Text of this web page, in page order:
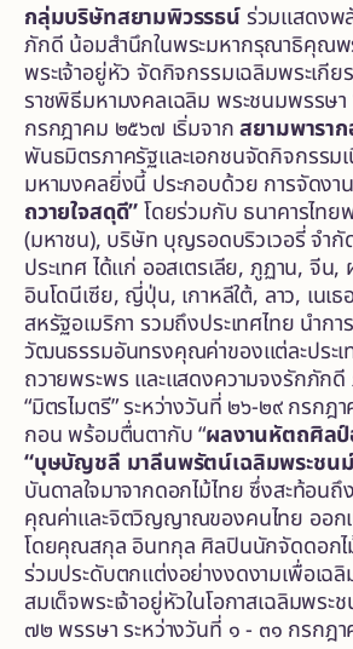
กลุ่มบริษัทสยามพิวรรธน์ร่วมแสดงพ
ภักดี น้อมสำนึกในพระมหากรุณาธิคุณพ
พระเจ้าอยู่หัว จัดกิจกรรมเฉลิมพระเกีย
ราชพิธีมหามงคลเฉลิม พระชนมพรรษ
กรกฎาคม ๒๕๖๗ เริ่มจากสยามพารา
พันธมิตรภาครัฐและเอกชนจัดกิจกรรมเ
มหามงคลยิ่งนี้ ประกอบด้วย การจัดงาน
ถวายใจสดุดี”โดยร่วมกับ ธนาคารไท
(มหาชน), บริษัท บุญรอดบริวเวอรี่ จำกั
ประเทศ ได้แก่ ออสเตรเลีย, ภูฏาน, จีน,
อินโดนีเซีย, ญี่ปุ่น, เกาหลีใต้, ลาว, เนเ
สหรัฐอเมริกา รวมถึงประเทศไทย นำก
วัฒนธรรมอันทรงคุณค่าของแต่ละประเ
ถวายพระพร และแสดงความจงรักภักดี
“มิตรไมตรี” ระหว่างวันที่ ๒๖-๒๙ กรก
กอน พร้อมตื่นตากับ “ผลงานหัตถศิล
“บุษบัญชลี มาลีนพรัตน์เฉลิมพระชน
บันดาลใจมาจากดอกไม้ไทย ซึ่งสะท้อน
คุณค่าและจิตวิญญาณของคนไทย ออก
โดยคุณสกุล อินทกุล ศิลปินนักจัดดอกไ
ร่วมประดับตกแต่งอย่างงดงามเพื่อเฉลิ
สมเด็จพระเจ้าอยู่หัวในโอกาสเฉลิมพร
๗๒ พรรษา ระหว่างวันที่ ๑ - ๓๑ กรกฎ